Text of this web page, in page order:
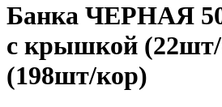
Банка ЧЕРНАЯ
с крышкой (22шт/
(198шт/кор)